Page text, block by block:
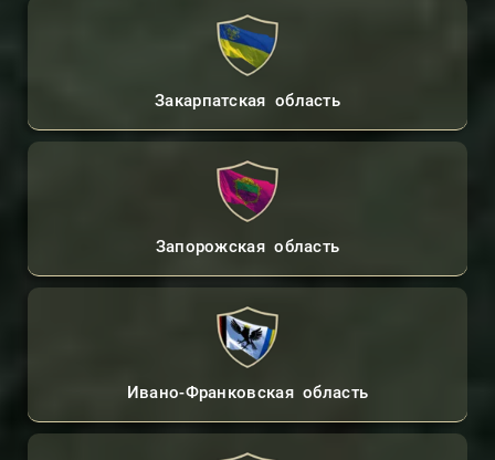
Закарпатская область
Запорожская область
Ивано-Франковская область